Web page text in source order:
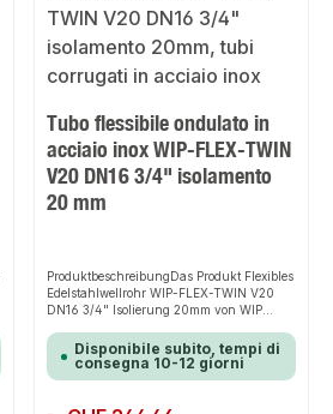
Tubo flessibile ondulato in
acciaio inox WIP-FLEX-TWIN
V20 DN16 3/4" isolamento
20 mm
ProduktbeschreibungDas Produkt Flexibles
Edelstahlwellrohr WIP-FLEX-TWIN V20
DN16 3/4" Isolierung 20mm von WIP
Lösung zur Verrohrung in Solaranlagen.
Dank der hohen Flexibilität sorgt es für
perfekten Halt und passt sich flexibel an
Das robuste Design und die einfache
Disponibile subito, tempi di
consegna 10-12 giorni